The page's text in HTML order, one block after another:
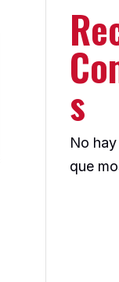
s
No
que